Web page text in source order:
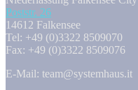
Poststr. 26
14612 Falkensee
Tel: +49 (0)3322 8509070
Fax: +49 (0)3322 8509076
E-Mail: team@systemhaus.it